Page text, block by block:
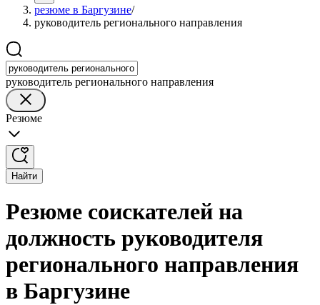
резюме в Баргузине/
руководитель регионального направления
руководитель регионального направления
Резюме
Найти
Резюме соискателей на
должность руководителя
регионального направления
в Баргузине